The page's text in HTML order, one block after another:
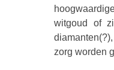
witgoud of
zorg worden